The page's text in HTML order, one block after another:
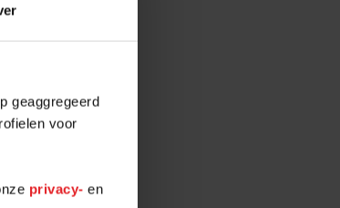
geaggregeerd
voor
privacy- en